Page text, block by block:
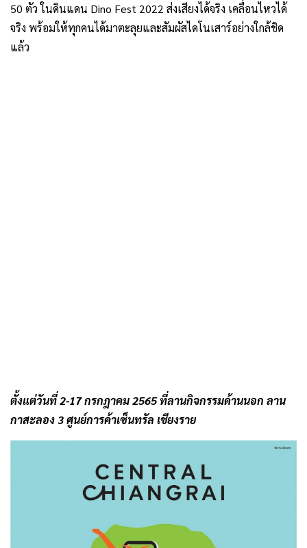
50 ตัว ในดินแดน Dino Fest 2022 ส่งเสียงได้จริง เคลื่อนไหวได้
จริง พร้อมให้ทุกคนได้มาตะลุยและสัมผัสไดโนเสาร์อย่างใกล้ชิด
แล้ว
ตั้งแต่วันที่ 2-17 กรกฎาคม 2565 ที่ลานกิจกรรมด้านนอก ลาน
กาสะลอง 3 ศูนย์การค้าเซ็นทรัล เชียงราย